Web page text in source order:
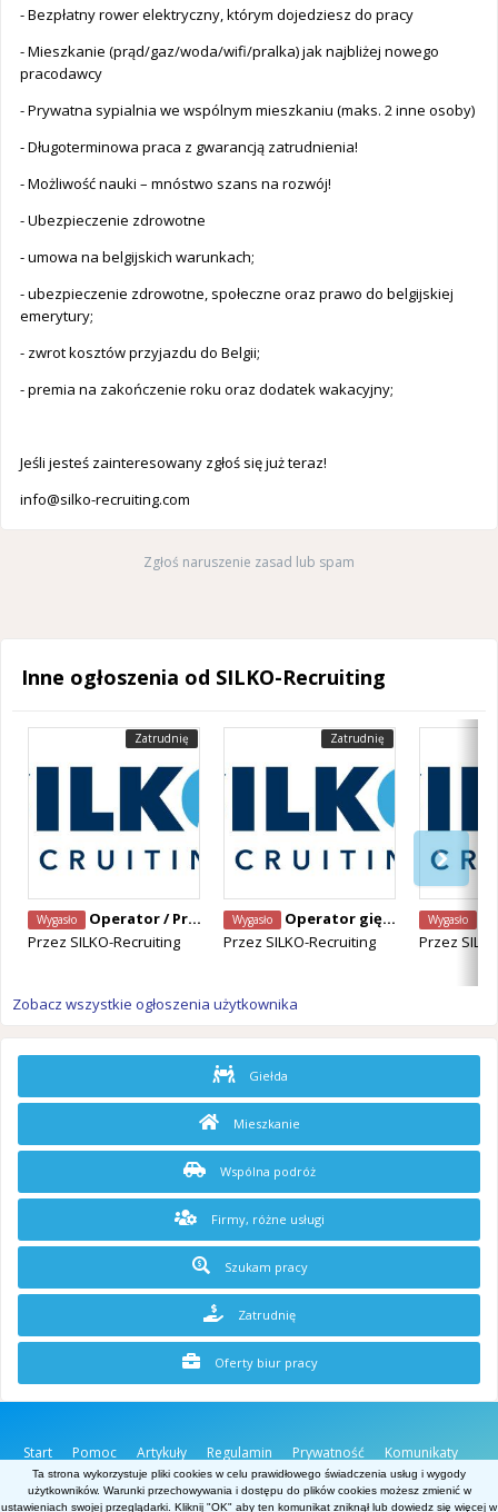
- Bezpłatny rower elektryczny, którym dojedziesz do pracy
- Mieszkanie (prąd/gaz/woda/wifi/pralka) jak najbliżej nowego
pracodawcy
- Prywatna sypialnia we wspólnym mieszkaniu (maks. 2 inne osoby)
- Długoterminowa praca z gwarancją zatrudnienia!
- Możliwość nauki – mnóstwo szans na rozwój!
- Ubezpieczenie zdrowotne
- umowa na belgijskich warunkach;
- ubezpieczenie zdrowotne, społeczne oraz prawo do belgijskiej
emerytury;
- zwrot kosztów przyjazdu do Belgii;
- premia na zakończenie roku oraz dodatek wakacyjny;
Jeśli jesteś zainteresowany zgłoś się już teraz!
info@silko-recruiting.com
Zgłoś naruszenie zasad lub spam
Inne ogłoszenia od SILKO-Recruiting
Zatrudnię
Wygasło
Operator / Programista CNC Mazak – Alken, Belgia
Przez SILKO-Recruiting
Zatrudnię
Wygasło
Operator giętarki CNC – Staden, Belgia
Przez SILKO-Recruiting
Wygasło
Przez
Zobacz wszystkie ogłoszenia użytkownika
Giełda
Mieszkanie
Wspólna podróż
Firmy, różne usługi
Szukam pracy
Zatrudnię
Oferty biur pracy
Start Pomoc Artykuły Regulamin Prywatność
Komunikaty
O stronie
Kontakt
Belgia.net
Ta strona wykorzystuje pliki cookies w celu prawidłowego świadczenia usług i wygody
użytkowników. Warunki przechowywania i dostępu do plików cookies możesz zmienić w
ustawieniach swojej przeglądarki. Kliknij "OK" aby ten komunikat zniknął lub dowiedz się więcej w